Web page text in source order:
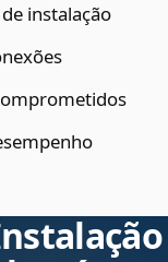
instalação